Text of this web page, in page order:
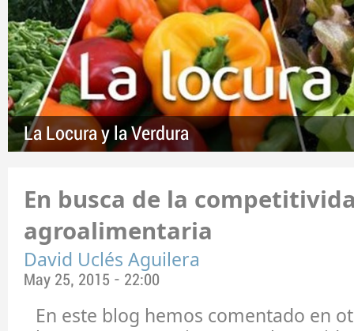
La Locura y la Verdura
En busca de la
agroalimentaria
David Uclés Aguilera
May 25, 2015 - 22:00
En este blog hemos comentado en